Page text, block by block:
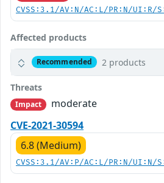
CVSS:3.1/AV:N/AC:L/PR:N/UI:R/
Affected products
Recommended 2 products
Threats
Impact
moderate
CVE-2021-30594
6.8 (Medium)
CVSS:3.1/AV:P/AC:L/PR:N/UI:N/